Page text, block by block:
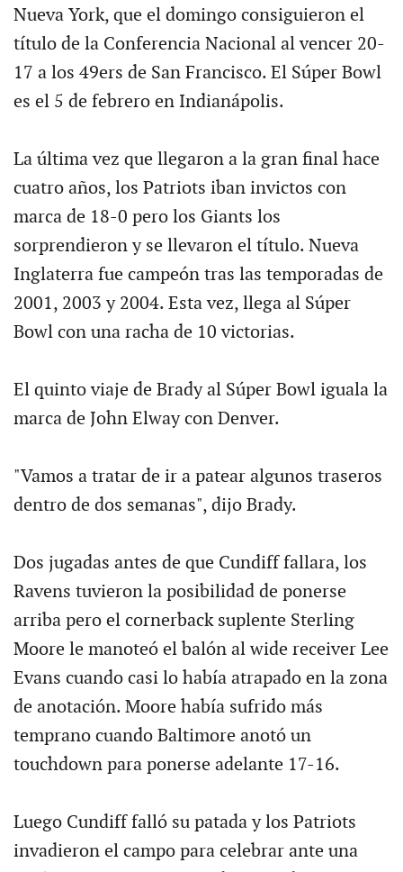
Nueva York, que el domingo consiguieron el
título de la Conferencia Nacional al vencer 20-
17 a los 49ers de San Francisco. El Súper Bowl
es el 5 de febrero en Indianápolis.
La última vez que llegaron a la gran final hace
cuatro años, los Patriots iban invictos con
marca de 18-0 pero los Giants los
sorprendieron y se llevaron el título. Nueva
Inglaterra fue campeón tras las temporadas de
2001, 2003 y 2004. Esta vez, llega al Súper
Bowl con una racha de 10 victorias.
El quinto viaje de Brady al Súper Bowl iguala la
marca de John Elway con Denver.
"Vamos a tratar de ir a patear algunos traseros
dentro de dos semanas", dijo Brady.
Dos jugadas antes de que Cundiff fallara, los
Ravens tuvieron la posibilidad de ponerse
arriba pero el cornerback suplente Sterling
Moore le manoteó el balón al wide receiver Lee
Evans cuando casi lo había atrapado en la zona
de anotación. Moore había sufrido más
temprano cuando Baltimore anotó un
touchdown para ponerse adelante 17-16.
Luego Cundiff falló su patada y los Patriots
invadieron el campo para celebrar ante una